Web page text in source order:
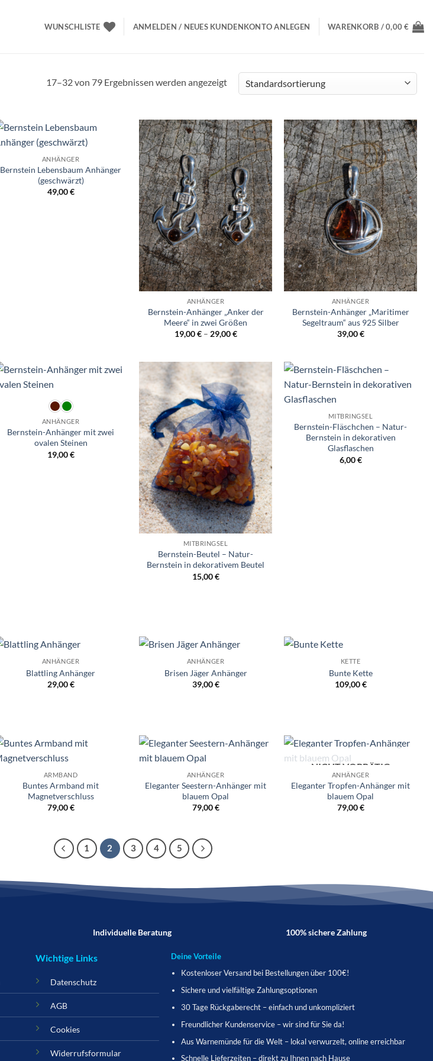
WUNSCHLISTE ANMELDEN / NEUES KUNDENKONTO ANLEGEN WARENKORB /0,00€
17–32 von 79 Ergebnissen werden angezeigt
ANHÄNGER
Bernstein Lebensbaum Anhänger
(geschwärzt)
49,00€
Wunschliste
ANHÄNGER
Bernstein-Anhänger „Anker der
Meere“ in zwei Größen
19,00€– 29,00€
Wunschliste
ANHÄNGER
Bernstein-Anhänger „Maritimer
Segeltraum“ aus 925 Silber
39,00€
ANHÄNGER
Bernstein-Anhänger mit zwei
ovalen Steinen
19,00€
Wunschliste
MITBRINGSEL
Bernstein-Beutel – Natur-
Bernstein in dekorativem Beutel
15,00€
MITBRINGSEL
Bernstein-Fläschchen – Natur-
Bernstein in dekorativen
Glasflaschen
6,00€
ANHÄNGER
Blattling Anhänger
29,00€
ANHÄNGER
Brisen Jäger Anhänger
39,00€
KETTE
Bunte Kette
109,00€
ARMBAND
Buntes Armband mit
Magnetverschluss
79,00€
ANHÄNGER
Eleganter Seestern-Anhänger mit
blauem Opal
79,00€
Wunschliste
NICHT VORRÄTIG
ANHÄNGER
Eleganter Tropfen-Anhänger mit
blauem Opal
79,00€
1 2 3 4 5
Individuelle Beratung 100% sichere Zahlung
Wichtige Links
Datenschutz
AGB
Cookies
Widerrufsformular
Deine Vorteile
Kostenloser Versand bei Bestellungen über 100€!
Sichere und vielfältige Zahlungsoptionen
30 Tage Rückgaberecht – einfach und unkompliziert
Freundlicher Kundenservice – wir sind für Sie da!
Aus Warnemünde für die Welt – lokal verwurzelt, online erreichbar
Schnelle Lieferzeiten – direkt zu Ihnen nach Hause